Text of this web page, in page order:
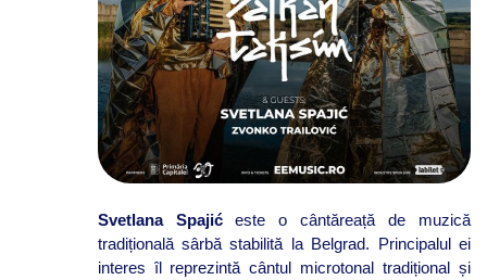
Svetlana Spajićeste o cântăreață de muzică
tradițională sârbă stabilită la Belgrad. Principalul ei
interes îl reprezintă cântul microtonal tradițional și